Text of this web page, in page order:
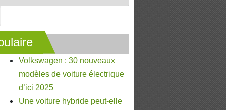
Volkswagen : 30 nouveaux
modèles de voiture électrique
d’ici 2025
Une voiture hybride peut-elle